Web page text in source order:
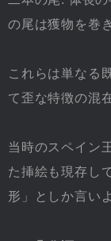
の尾は獲物を巻
これらは単なる
て歪な特徴の混
当時のスペイン
た挿絵も現存し
形」としか言い